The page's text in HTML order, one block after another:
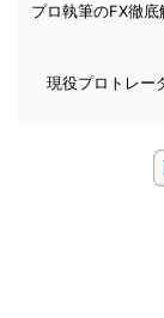
プロ執筆のFX徹
現役プロトレー